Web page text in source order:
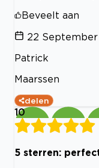
Beveelt aan
22 September
Patrick
Maarssen
delen
10
5 sterren: